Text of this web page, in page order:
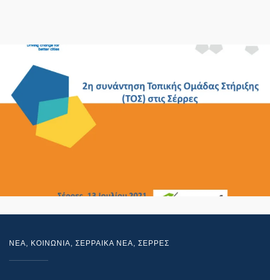
NEA, ΚΟΙΝΩΝΙΑ, ΣΕΡΡΑΙΚΑ ΝΕΑ, ΣΕΡΡΕΣ